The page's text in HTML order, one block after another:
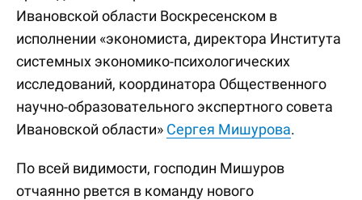
Ивановской области Воскресенском в
исполнении «экономиста, директора Института
системных экономико-психологических
исследований, координатора Общественного
научно-образовательного экспертного совета
Ивановской области» Сергея Мишурова.
По всей видимости, господин Мишуров
отчаянно рвется в команду нового